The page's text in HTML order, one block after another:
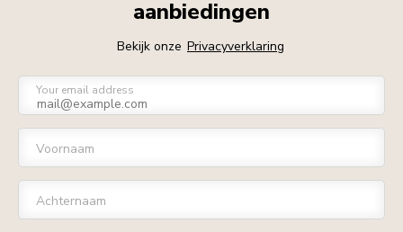
aanbiedingen
Bekijk onze Privacyverklaring
Your email address
Voornaam
Achternaam